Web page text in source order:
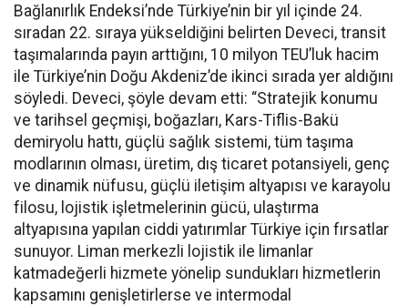
Bağlanırlık Endeksi’nde Türkiye’nin bir yıl içinde 24.
sıradan 22. sıraya yükseldiğini belirten Deveci, transit
taşımalarında payın arttığını, 10 milyon TEU’luk hacim
ile Türkiye’nin Doğu Akdeniz’de ikinci sırada yer aldığını
söyledi. Deveci, şöyle devam etti: “Stratejik konumu
ve tarihsel geçmişi, boğazları, Kars-Tiflis-Bakü
demiryolu hattı, güçlü sağlık sistemi, tüm taşıma
modlarının olması, üretim, dış ticaret potansiyeli, genç
ve dinamik nüfusu, güçlü iletişim altyapısı ve karayolu
filosu, lojistik işletmelerinin gücü, ulaştırma
altyapısına yapılan ciddi yatırımlar Türkiye için fırsatlar
sunuyor. Liman merkezli lojistik ile limanlar
katmadeğerli hizmete yönelip sundukları hizmetlerin
kapsamını genişletirlerse ve intermodal